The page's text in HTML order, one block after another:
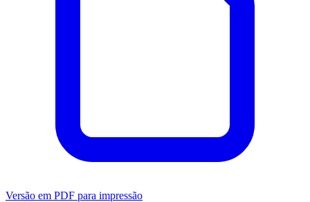
Versão em PDF para impressão